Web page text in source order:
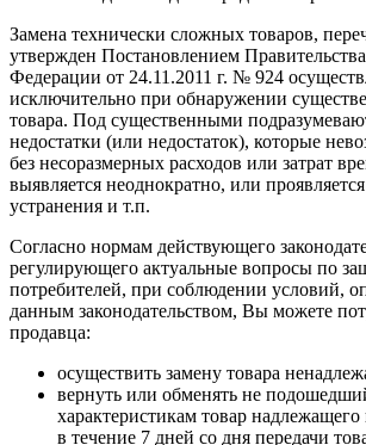
Замена технически сложных товаров,
утвержден Постановлением
Федерации от 24.11.2011 г. № 924
исключительно при обнаружении
товара. Под существенными
недостатки (или недостаток), которые
без несоразмерных расходов или затрат
выявляется неоднократно, или
устранения и т.п.
Согласно нормам действующего
регулирующего актуальные вопросы по
потребителей, при соблюдении условий,
данным законодательством, Вы можете
продавца:
осуществить замену товара
вернуть или обменять не
характеристикам товар надлежащего
в течение 7 дней со дня передачи